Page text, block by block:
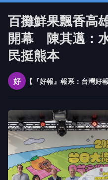
百攤鮮果飄香高
開幕 陳其邁：
民挺熊本
好 【『好報』報系：台灣好報